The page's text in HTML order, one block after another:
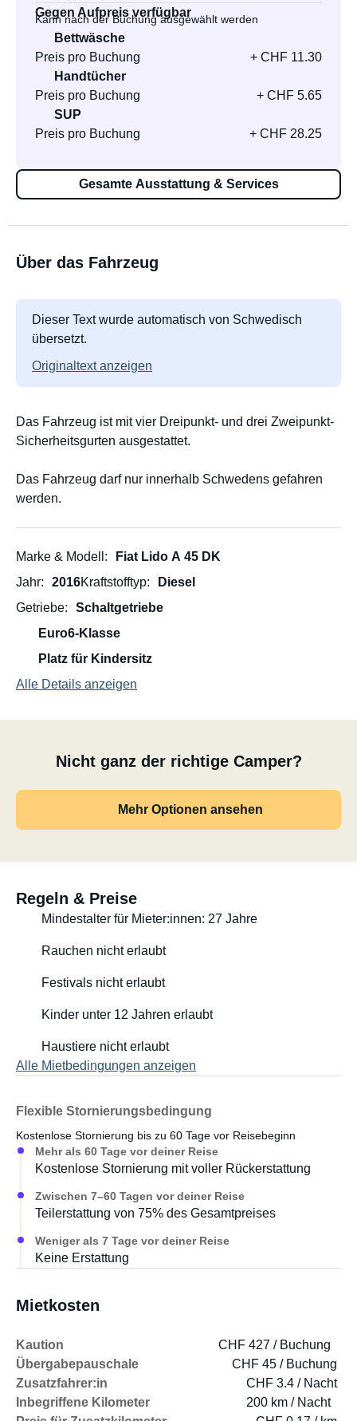
Gegen Aufpreis verfügbar
Kann nach der Buchung ausgewählt werden
Bettwäsche
Preis pro Buchung
+ CHF 11.30
Handtücher
Preis pro Buchung
+ CHF 5.65
SUP
Preis pro Buchung
+ CHF 28.25
Gesamte Ausstattung & Services
Über das Fahrzeug
Dieser Text wurde automatisch von Schwedisch
übersetzt.
Originaltext anzeigen
Das Fahrzeug ist mit vier Dreipunkt- und drei Zweipunkt-
Sicherheitsgurten ausgestattet.
Das Fahrzeug darf nur innerhalb Schwedens gefahren
werden.
Marke & Modell
Fiat Lido A 45 DK
Jahr
2016Kraftstofftyp
Diesel
Getriebe
Schaltgetriebe
Euro6-Klasse
Platz für Kindersitz
Alle Details anzeigen
Nicht ganz der richtige Camper?
Mehr Optionen ansehen
Regeln & Preise
Mindestalter für Mieter:innen: 27 Jahre
Rauchen nicht erlaubt
Festivals nicht erlaubt
Kinder unter 12 Jahren erlaubt
Haustiere nicht erlaubt
Alle Mietbedingungen anzeigen
Flexible Stornierungsbedingung
Kostenlose Stornierung bis zu 60 Tage vor Reisebeginn
Mehr als 60 Tage vor deiner Reise
Kostenlose Stornierung mit voller Rückerstattung
Zwischen 7–60 Tagen vor deiner Reise
Teilerstattung von 75% des Gesamtpreises
Weniger als 7 Tage vor deiner Reise
Keine Erstattung
Mietkosten
Kaution
CHF 427 / Buchung
Übergabepauschale
CHF 45 / Buchung
Zusatzfahrer:in
CHF 3.4 / Nacht
Inbegriffene Kilometer
200 km / Nacht